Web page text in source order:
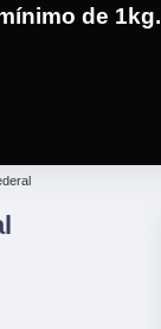
de 1kg.
(19)3701-4682